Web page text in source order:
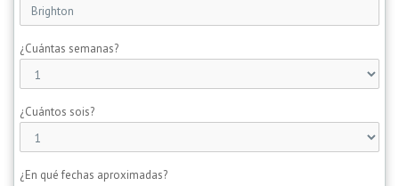
¿Cuántas semanas?
¿Cuántos sois?
¿En qué fechas aproximadas?